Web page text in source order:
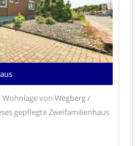
von Wegberg /
gepflegte Zweifamilienhaus